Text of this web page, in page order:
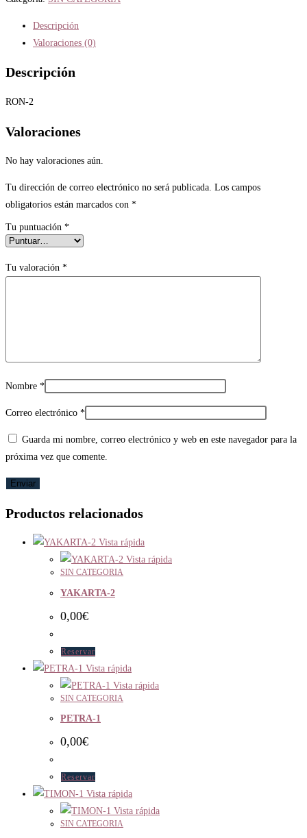
Descripción
Valoraciones (0)
Descripción
RON-2
Valoraciones
No hay valoraciones aún.
Tu dirección de correo electrónico no será publicada. Los campos
obligatorios están marcados con *
Tu puntuación *
Tu valoración *
Nombre *
Correo electrónico *
Guarda mi nombre, correo electrónico y web en este navegador para la
próxima vez que comente.
Productos relacionados
Vista rápida
Vista rápida
SIN CATEGORIA
YAKARTA-2
0,00€
Reservar
Vista rápida
Vista rápida
SIN CATEGORIA
PETRA-1
0,00€
Reservar
Vista rápida
Vista rápida
SIN CATEGORIA